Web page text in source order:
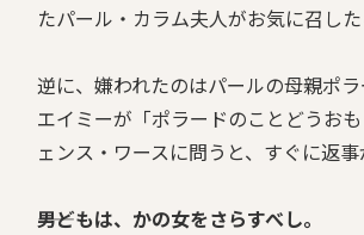
たパール・カラム夫人がお気に召した
逆に、嫌われたのはパールの母親ポラ
エイミーが「ポラードのことどうお
ェンス・ワースに問うと、すぐに返事
――男どもは、かの女をさらすべし。